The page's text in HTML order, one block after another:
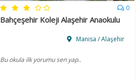
0
Bahçeşehir Koleji Alaşehir Anaokulu
Manisa / Alaşehir
Bu okula ilk yorumu sen yap..